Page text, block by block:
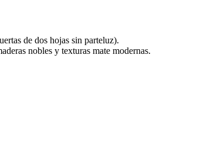
de dos hojas sin parteluz).
nobles y texturas mate modernas.